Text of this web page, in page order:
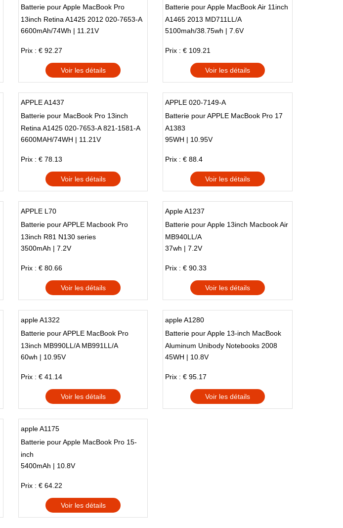
Batterie pour Apple MacBook Pro
13inch Retina A1425 2012 020-7653-A
6600mAh/74Wh | 11.21V
Prix : € 92.27
Voir les détails
Batterie pour Apple MacBook Air 11inch
A1465 2013 MD711LL/A
5100mah/38.75wh | 7.6V
Prix : € 109.21
Voir les détails
APPLE A1437
Batterie pour MacBook Pro 13inch
Retina A1425 020-7653-A 821-1581-A
6600MAH/74WH | 11.21V
Prix : € 78.13
Voir les détails
APPLE 020-7149-A
Batterie pour APPLE MacBook Pro 17
A1383
95WH | 10.95V
Prix : € 88.4
Voir les détails
APPLE L70
Batterie pour APPLE Macbook Pro
13inch R81 N130 series
3500mAh | 7.2V
Prix : € 80.66
Voir les détails
Apple A1237
Batterie pour Apple 13inch Macbook Air
MB940LL/A
37wh | 7.2V
Prix : € 90.33
Voir les détails
apple A1322
Batterie pour APPLE MacBook Pro
13inch MB990LL/A MB991LL/A
60wh | 10.95V
Prix : € 41.14
Voir les détails
apple A1280
Batterie pour Apple 13-inch MacBook
Aluminum Unibody Notebooks 2008
Version
45WH | 10.8V
Prix : € 95.17
Voir les détails
apple A1175
Batterie pour Apple MacBook Pro 15-
inch
5400mAh | 10.8V
Prix : € 64.22
Voir les détails